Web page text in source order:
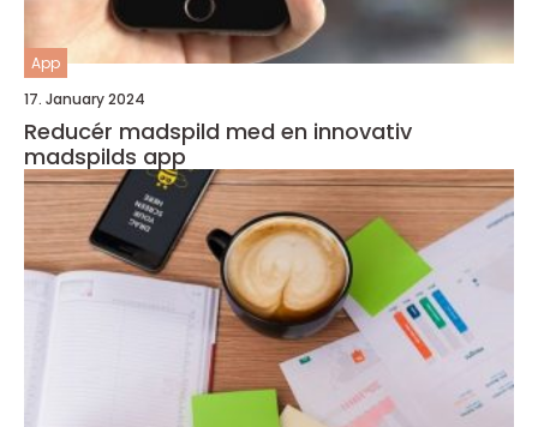
App
17. January 2024
Reducér madspild med en innovativ
madspilds app